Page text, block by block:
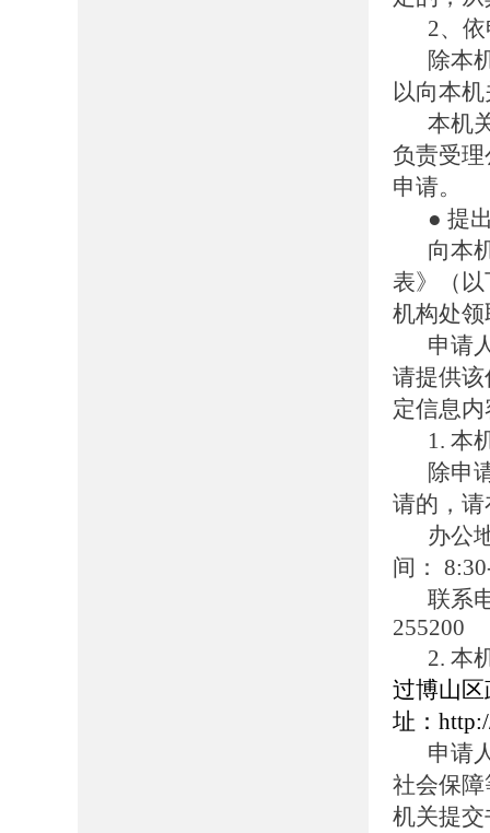
2、
除本
以向本
本机
负责受
申请。
● 提
向本
表》（
机构处
申请
请提供
定信息
1. 本
除申
请的，
办公
间：
联
255200
2. 本
过博山
址：
申请
社会保
机关提